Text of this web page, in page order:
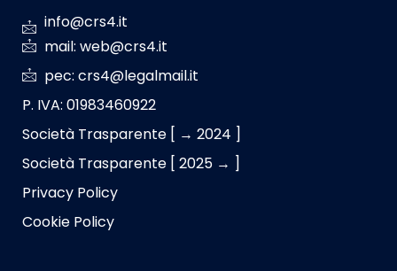
info@crs4.it
mail: web@crs4.it
pec: crs4@legalmail.it
P. IVA: 01983460922
Società Trasparente [ → 2024 ]
Società Trasparente [ 2025 → ]
Privacy Policy
Cookie Policy